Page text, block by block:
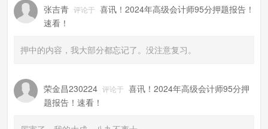
张吉青 评论于 喜讯！2024年高级会计师95分押题报告！
速看！
押中的内容，我大部分都忘记了。没注意复习。
荣金昌230224 评论于 喜讯！2024年高级会计师95分押
题报告！速看！